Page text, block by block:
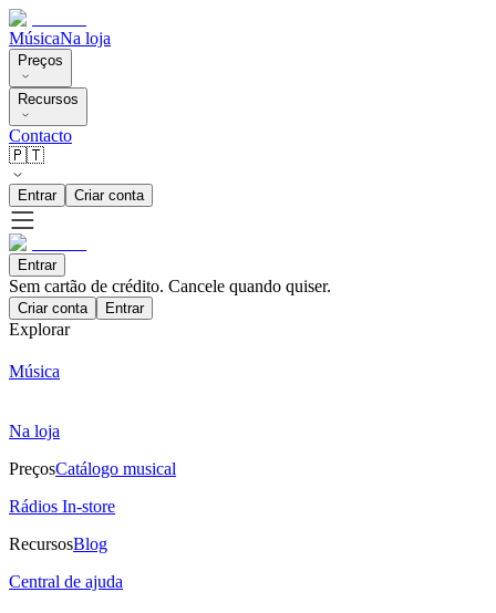
MúsicaNa loja
Preços
Recursos
Contacto
🇵🇹
Entrar Criar conta
Entrar
Sem cartão de crédito. Cancele quando quiser.
Criar conta Entrar
Explorar
Música
Na loja
PreçosCatálogo musical
Rádios In-store
RecursosBlog
Central de ajuda